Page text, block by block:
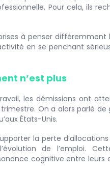
Pour cela, ils
à penser
en se penchant
n’est plus
les démissions ont
On a alors parlé
États-Unis.
la perte
de l’emploi.
cognitive entre leurs